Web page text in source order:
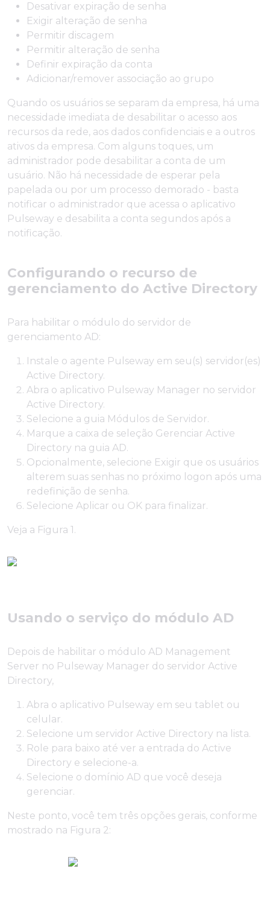
Desativar expiração de senha
Exigir alteração de senha
Permitir discagem
Permitir alteração de senha
Definir expiração da conta
Adicionar/remover associação ao grupo
Quando os usuários se separam da empresa, há uma
necessidade imediata de desabilitar o acesso aos
recursos da rede, aos dados confidenciais e a outros
ativos da empresa. Com alguns toques, um
administrador pode desabilitar a conta de um
usuário. Não há necessidade de esperar pela
papelada ou por um processo demorado - basta
notificar o administrador que acessa o aplicativo
Pulseway e desabilita a conta segundos após a
notificação.
Configurando o recurso de
gerenciamento do Active Directory
Para habilitar o módulo do servidor de
gerenciamento AD:
Instale o agente Pulseway em seu(s) servidor(es)
Active Directory.
Abra o aplicativo Pulseway Manager no servidor
Active Directory.
Selecione a guia Módulos de Servidor.
Marque a caixa de seleção Gerenciar Active
Directory na guia AD.
Opcionalmente, selecione Exigir que os usuários
alterem suas senhas no próximo logon após uma
redefinição de senha.
Selecione Aplicar ou OK para finalizar.
Veja a Figura 1.
Usando o serviço do módulo AD
Depois de habilitar o módulo AD Management
Server no Pulseway Manager do servidor Active
Directory,
Abra o aplicativo Pulseway em seu tablet ou
celular.
Selecione um servidor Active Directory na lista.
Role para baixo até ver a entrada do Active
Directory e selecione-a.
Selecione o domínio AD que você deseja
gerenciar.
Neste ponto, você tem três opções gerais, conforme
mostrado na Figura 2: